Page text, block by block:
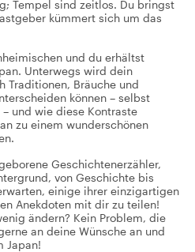
Tempel sind zeitlos. Du bringst
kümmert sich um das
und du erhältst
Unterwegs wird dein
Traditionen, Bräuche und
können – selbst
und wie diese Kontraste
zu einem wunderschönen
Geschichtenerzähler,
von Geschichte bis
einige ihrer einzigartigen
Anekdoten mit dir zu teilen!
ändern? Kein Problem, die
an deine Wünsche an und
Japan!